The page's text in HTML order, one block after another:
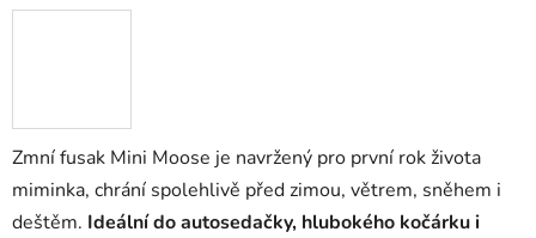
Zmní fusak Mini Moose je navržený pro první rok života
miminka, chrání spolehlivě před zimou, větrem, sněhem i
deštěm. Ideální do autosedačky, hlubokého kočárku i